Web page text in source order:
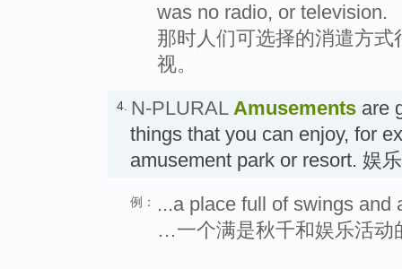
was no radio, or television.
那时人们可选择的消遣方
视。
4. N-PLURAL Amusements are
things that you can enjoy, for
amusement park or resort. 娱
例：
...a place full of swings and
…一个满是秋千和娱乐活动